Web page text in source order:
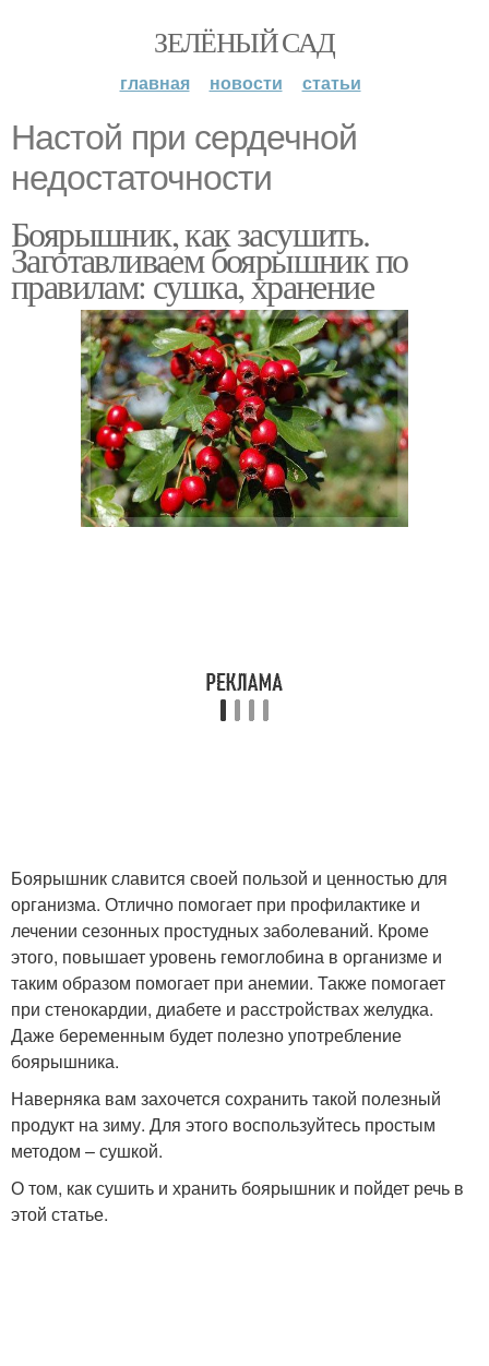
ЗЕЛЁНЫЙ САД
главная новости статьи
Настой при сердечной
недостаточности
Боярышник, как засушить.
Заготавливаем боярышник по
правилам: сушка, хранение
Боярышник славится своей пользой и ценностью для
организма. Отлично помогает при профилактике и
лечении сезонных простудных заболеваний. Кроме
этого, повышает уровень гемоглобина в организме и
таким образом помогает при анемии. Также помогает
при стенокардии, диабете и расстройствах желудка.
Даже беременным будет полезно употребление
боярышника.
Наверняка вам захочется сохранить такой полезный
продукт на зиму. Для этого воспользуйтесь простым
методом – сушкой.
О том, как сушить и хранить боярышник и пойдет речь в
этой статье.